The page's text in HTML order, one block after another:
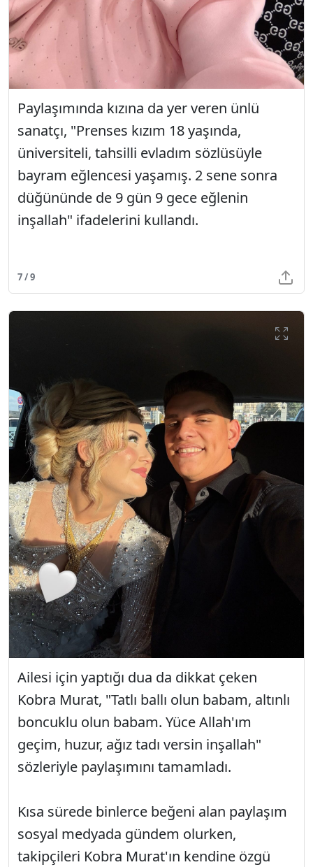
Paylaşımında kızına da yer veren ünlü
sanatçı, "Prenses kızım 18 yaşında,
üniversiteli, tahsilli evladım sözlüsüyle
bayram eğlencesi yaşamış. 2 sene sonra
düğününde de 9 gün 9 gece eğlenin
inşallah" ifadelerini kullandı.
7 / 9
Ailesi için yaptığı dua da dikkat çeken
Kobra Murat, "Tatlı ballı olun babam, altınlı
boncuklu olun babam. Yüce Allah'ım
geçim, huzur, ağız tadı versin inşallah"
sözleriyle paylaşımını tamamladı.
Kısa sürede binlerce beğeni alan paylaşım
sosyal medyada gündem olurken,
takipçileri Kobra Murat'ın kendine özgü